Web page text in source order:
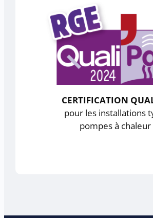
CERTIFICATION
pour les installations
pompes à chaleur